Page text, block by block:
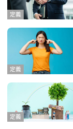
定義
定義
定義